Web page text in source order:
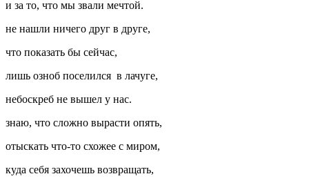
и за то, что мы звали мечтой.
не нашли ничего друг в друге,
что показать бы сейчас,
лишь озноб поселился в лачуге,
небоскреб не вышел у нас.
знаю, что сложно вырасти опять,
отыскать что-то схожее с миром,
куда себя захочешь возвращать,